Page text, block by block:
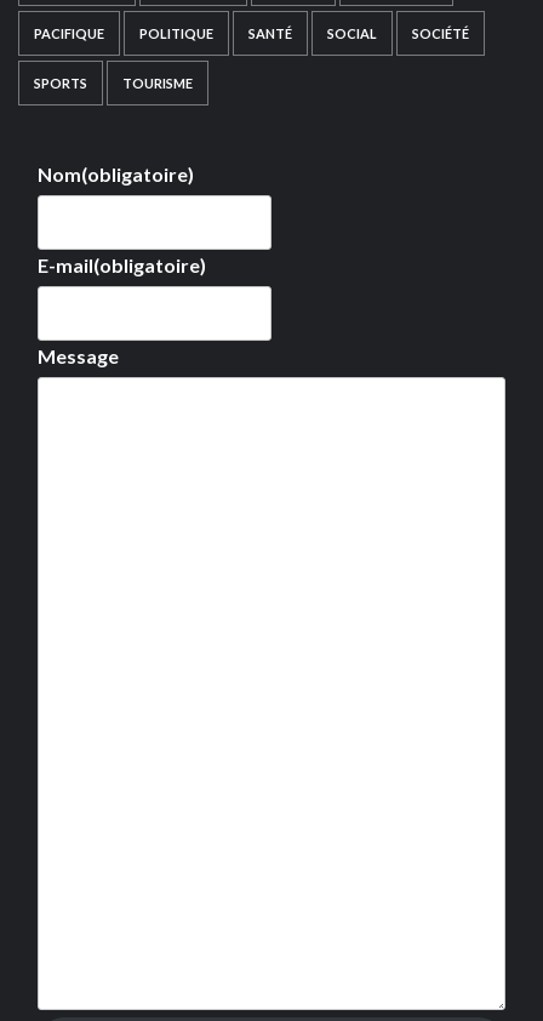
PACIFIQUE POLITIQUE SANTÉ SOCIAL SOCIÉTÉ
SPORTS TOURISME
Nom(obligatoire)
E-mail(obligatoire)
Message